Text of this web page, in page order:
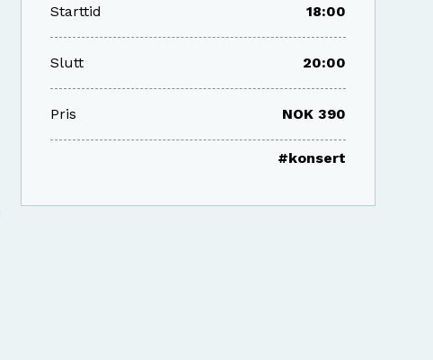
Starttid 18:00
Slutt 20:00
Pris NOK 390
#konsert